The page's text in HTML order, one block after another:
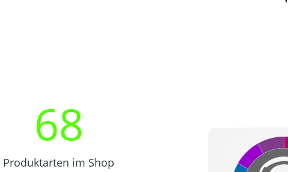
68
Produktarten im Shop